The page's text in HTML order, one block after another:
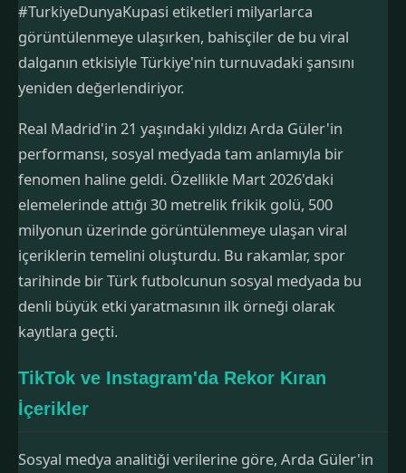
#TurkiyeDunyaKupasi etiketleri milyarlarca
görüntülenmeye ulaşırken, bahisçiler de bu viral
dalganın etkisiyle Türkiye'nin turnuvadaki şansını
yeniden değerlendiriyor.
Real Madrid'in 21 yaşındaki yıldızı Arda Güler'in
performansı, sosyal medyada tam anlamıyla bir
fenomen haline geldi. Özellikle Mart 2026'daki
elemelerinde attığı 30 metrelik frikik golü, 500
milyonun üzerinde görüntülenmeye ulaşan viral
içeriklerin temelini oluşturdu. Bu rakamlar, spor
tarihinde bir Türk futbolcunun sosyal medyada bu
denli büyük etki yaratmasının ilk örneği olarak
kayıtlara geçti.
TikTok ve Instagram'da Rekor Kıran
İçerikler
Sosyal medya analitiği verilerine göre, Arda Güler'in